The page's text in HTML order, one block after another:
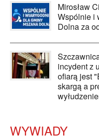
Mirosław
Wspólnie i
Dolna za
incydent z
ofiarą jest
skargą a
WYWIADY